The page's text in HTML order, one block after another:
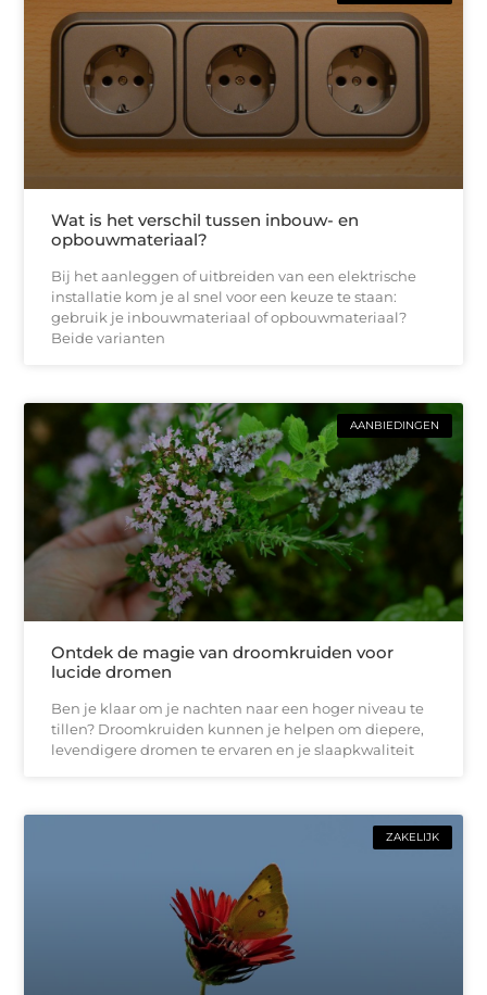
Wat is het verschil tussen inbouw- en
opbouwmateriaal?
Bij het aanleggen of uitbreiden van een elektrische
installatie kom je al snel voor een keuze te staan:
gebruik je inbouwmateriaal of opbouwmateriaal?
Beide varianten
AANBIEDINGEN
Ontdek de magie van droomkruiden voor
lucide dromen
Ben je klaar om je nachten naar een hoger niveau te
tillen? Droomkruiden kunnen je helpen om diepere,
levendigere dromen te ervaren en je slaapkwaliteit
ZAKELIJK